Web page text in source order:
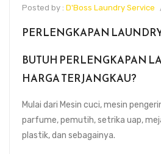
Posted by : D'Boss Laundry Service
PERLENGKAPAN
BUTUH PERLENGKAPAN
HARGA TERJANGKAU?
Mulai dari Mesin cuci, mesin
parfume, pemutih, setrika uap,
plastik, dan sebagainya.